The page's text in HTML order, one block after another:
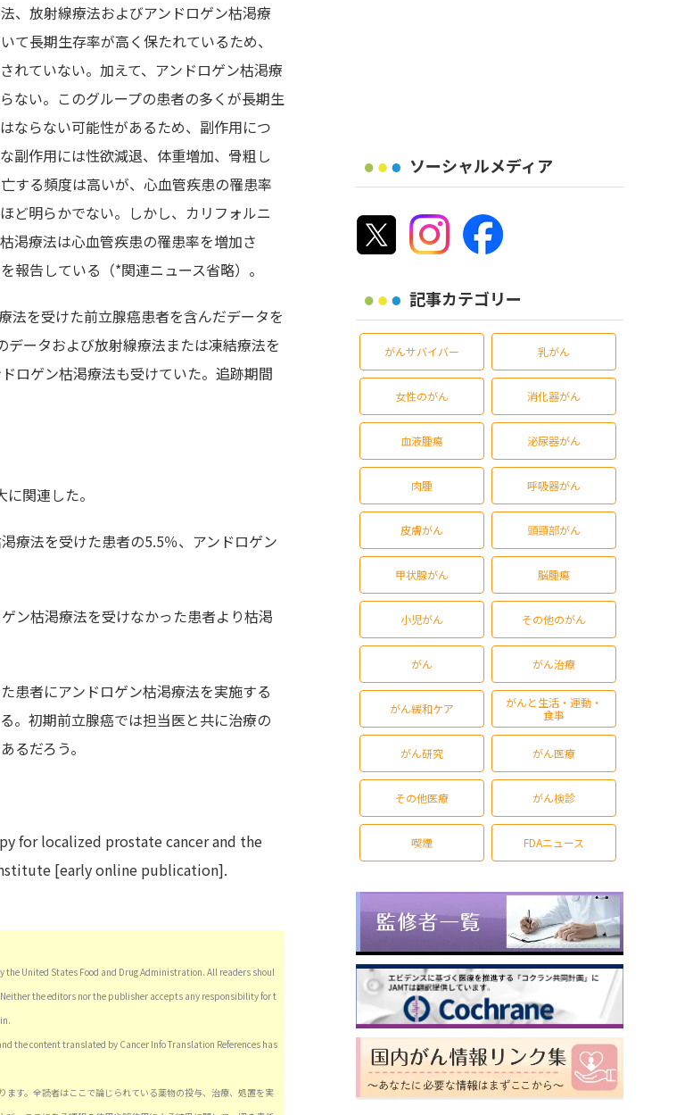
、放射線療法およびアンドロゲン枯渇療
長期生存率が高く保たれているため、
れていない。加えて、アンドロゲン枯渇療
ない。このグループの患者の多くが長期生
ならない可能性があるため、副作用につ
副作用には性欲減退、体重増加、骨粗し
する頻度は高いが、心血管疾患の罹患率
ど明らかでない。しかし、カリフォルニ
渇療法は心血管疾患の罹患率を増加さ
告している（*関連ニュース省略）。
法を受けた前立腺癌患者を含んだデータを
ータおよび放射線療法または凍結療法を
ロゲン枯渇療法も受けていた。追跡期間
関連した。
療法を受けた患者の5.5％、アンドロゲン
ン枯渇療法を受けなかった患者より枯渇
患者にアンドロゲン枯渇療法を実施する
。初期前立腺癌では担当医と共に治療の
るだろう。
for localized prostate cancer and the
[early online publication].
United States Food and Drug Administration. All readers shoul
the editors nor the publisher accepts any responsibility for t
the content translated by Cancer Info Translation References has
す。全読者はここで論じられている薬物の投与、治療、処置を実
ソーシャルメディア
記事カテゴリー
がんサバイバー 乳がん
女性のがん 消化器がん
血液腫瘍 泌尿器がん
肉腫 呼吸器がん
皮膚がん 頭頸部がん
甲状腺がん 脳腫瘍
小児がん その他のがん
がん がん治療
がん緩和ケア
がんと生活・運動・
食事
がん研究 がん医療
その他医療 がん検診
喫煙 FDAニュース